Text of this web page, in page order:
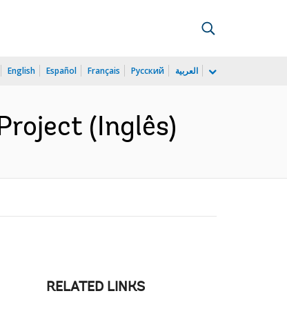
English Español Français Русский العربية
(Inglês)
RELATED LINKS